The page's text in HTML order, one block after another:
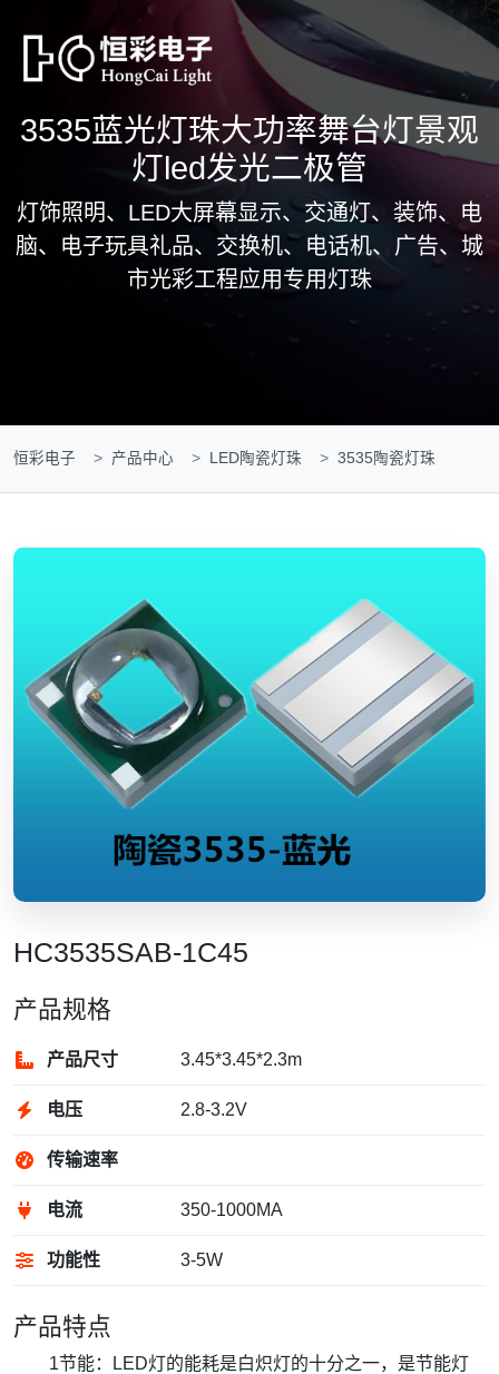
3535蓝光灯珠大功率舞台灯景观
灯led发光二极管
灯饰照明、LED大屏幕显示、交通灯、装饰、电
脑、电子玩具礼品、交换机、电话机、广告、城
市光彩工程应用专用灯珠
恒彩电子 产品中心 LED陶瓷灯珠 3535陶瓷灯珠
HC3535SAB-1C45
产品规格
产品尺寸 3.45*3.45*2.3m
电压 2.8-3.2V
传输速率
电流 350-1000MA
功能性 3-5W
产品特点
1节能：LED灯的能耗是白炽灯的十分之一，是节能灯